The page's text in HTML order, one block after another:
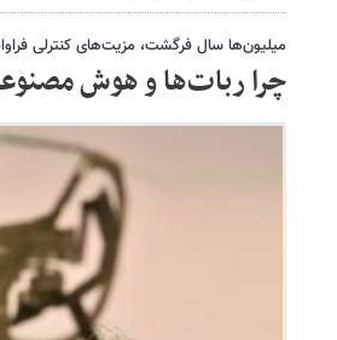
میلیون‌ها سال فرگشت، مزیت‌های کنترلی
چرا ربات‌ها و هوش